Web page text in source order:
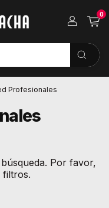
0
Profesionales
Por favor,
filtros.